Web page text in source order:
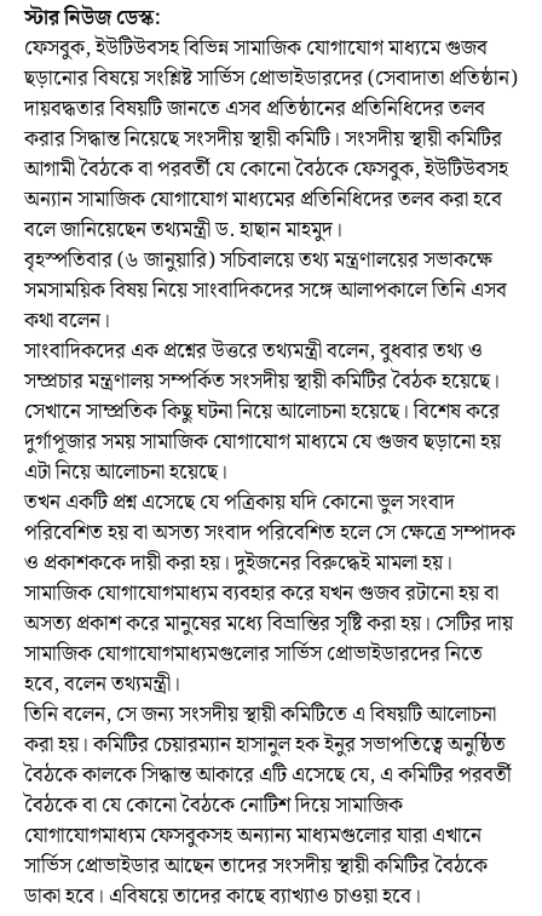
স্টার নিউজ ডেস্ক:
ফেসবুক, ইউটিউবসহ বিভিন্ন সামাজিক যোগাযোগ মাধ্যমে গুজব
ছড়ানোর বিষয়ে সংশ্লিষ্ট সার্ভিস প্রোভাইডারদের (সেবাদাতা প্রতিষ্ঠান)
দায়বদ্ধতার বিষয়টি জানতে এসব প্রতিষ্ঠানের প্রতিনিধিদের তলব
করার সিদ্ধান্ত নিয়েছে সংসদীয় স্থায়ী কমিটি। সংসদীয় স্থায়ী কমিটির
আগামী বৈঠকে বা পরবর্তী যে কোনো বৈঠকে ফেসবুক, ইউটিউবসহ
অন্যান সামাজিক যোগাযোগ মাধ্যমের প্রতিনিধিদের তলব করা হবে
বলে জানিয়েছেন তথ্যমন্ত্রী ড. হাছান মাহমুদ।
বৃহস্পতিবার (৬ জানুয়ারি) সচিবালয়ে তথ্য মন্ত্রণালয়ের সভাকক্ষে
সমসাময়িক বিষয় নিয়ে সাংবাদিকদের সঙ্গে আলাপকালে তিনি এসব
কথা বলেন।
সাংবাদিকদের এক প্রশ্নের উত্তরে তথ্যমন্ত্রী বলেন, বুধবার তথ্য ও
সম্প্রচার মন্ত্রণালয় সম্পর্কিত সংসদীয় স্থায়ী কমিটির বৈঠক হয়েছে।
সেখানে সাম্প্রতিক কিছু ঘটনা নিয়ে আলোচনা হয়েছে। বিশেষ করে
দুর্গাপূজার সময় সামাজিক যোগাযোগ মাধ্যমে যে গুজব ছড়ানো হয়
এটা নিয়ে আলোচনা হয়েছে।
তখন একটি প্রশ্ন এসেছে যে পত্রিকায় যদি কোনো ভুল সংবাদ
পরিবেশিত হয় বা অসত্য সংবাদ পরিবেশিত হলে সে ক্ষেত্রে সম্পাদক
ও প্রকাশককে দায়ী করা হয়। দুইজনের বিরুদ্ধেই মামলা হয়।
সামাজিক যোগাযোগমাধ্যম ব্যবহার করে যখন গুজব রটানো হয় বা
অসত্য প্রকাশ করে মানুষের মধ্যে বিভ্রান্তির সৃষ্টি করা হয়। সেটির দায়
সামাজিক যোগাযোগমাধ্যমগুলোর সার্ভিস প্রোভাইডারদের নিতে
হবে, বলেন তথ্যমন্ত্রী।
তিনি বলেন, সে জন্য সংসদীয় স্থায়ী কমিটিতে এ বিষয়টি আলোচনা
করা হয়। কমিটির চেয়ারম্যান হাসানুল হক ইনুর সভাপতিত্বে অনুষ্ঠিত
বৈঠকে কালকে সিদ্ধান্ত আকারে এটি এসেছে যে, এ কমিটির পরবর্তী
বৈঠকে বা যে কোনো বৈঠকে নোটিশ দিয়ে সামাজিক
যোগাযোগমাধ্যম ফেসবুকসহ অন্যান্য মাধ্যমগুলোর যারা এখানে
সার্ভিস প্রোভাইডার আছেন তাদের সংসদীয় স্থায়ী কমিটির বৈঠকে
ডাকা হবে। এবিষয়ে তাদের কাছে ব্যাখ্যাও চাওয়া হবে।